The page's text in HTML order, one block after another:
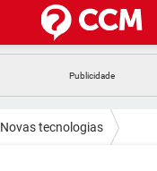
FACEBOOK
WHATSAPP
Novas tecnologias